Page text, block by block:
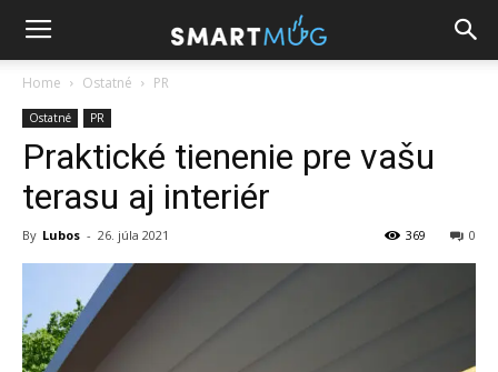
Home Ostatné PR
Ostatné PR
Praktické tienenie pre vašu
terasu aj interiér
By Lubos - 26. júla 2021 0
369